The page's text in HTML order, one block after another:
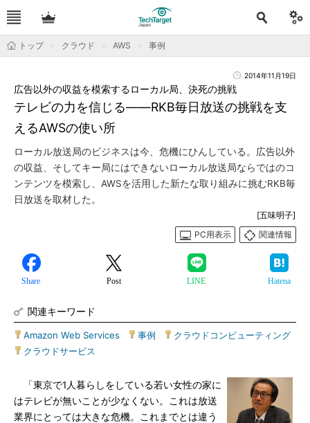
トップ クラウド AWS 事例
2014年11月19日
テレビの力を信じる――RKB毎日放送の挑戦を支
えるAWSの使い所
広告以外の収益を模索するローカル局、決死の挑戦
ローカル放送局のビジネスは今、危機にひんしている。広告以外
の収益、そしてキー局にはできないローカル放送局ならではのコ
ンテンツを模索し、AWSを活用した新たな取り組みに挑むRKB毎
日放送を取材した。
[五味明子]
PC用表示
関連情報
Share Post LINE Hatena
関連キーワード
Amazon Web Services 事例 クラウドコンピューティング
クラウドサービス
「東京で1人暮らしをしている若い女性の家に
はテレビが無いことが少なくない。これは放送
業界にとっては大きな危機。これまでとは違う